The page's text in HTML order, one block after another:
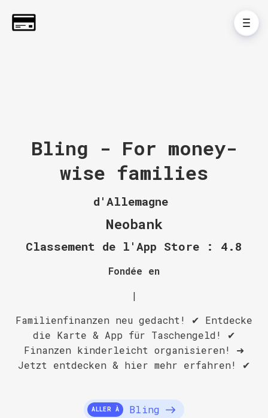
Bling - For money-
wise families
d'Allemagne
Neobank
Classement de l'App Store : 4.8
Fondée en
|
Familienfinanzen neu gedacht! ✔ Entdecke
die Karte & App für Taschengeld! ✔
Finanzen kinderleicht organisieren! ➜
Jetzt entdecken & hier mehr erfahren! ✔
ALLER À Bling